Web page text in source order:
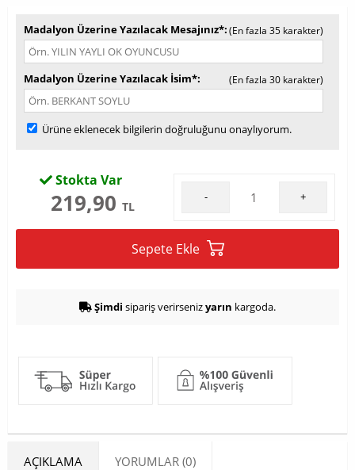
Madalyon Üzerine Yazılacak Mesajınız* (En fazla 35 karakter)
Madalyon Üzerine Yazılacak İsim* (En fazla 30 karakter)
Ürüne eklenecek bilgilerin doğruluğunu onaylıyorum.
Stokta Var
219,90 TL
- +
Sepete Ekle
Şimdi sipariş verirsenizyarın kargoda.
AÇIKLAMA YORUMLAR (0)